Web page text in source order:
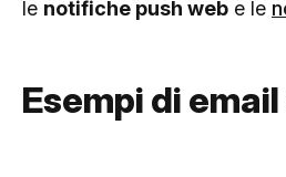
le notifiche push web e le
Esempi di